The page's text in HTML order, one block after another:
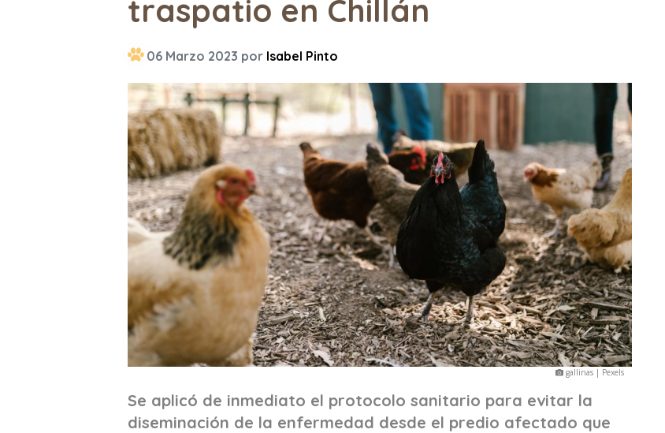
traspatio en Chillán
06 Marzo 2023 por Isabel Pinto
gallinas | Pexels
Se aplicó de inmediato el protocolo sanitario para evitar la
diseminación de la enfermedad desde el predio afectado que